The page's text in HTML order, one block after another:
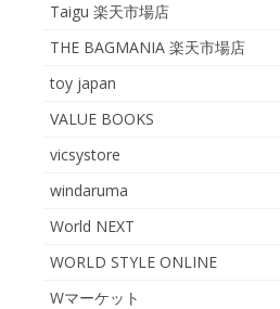
Taigu 楽天市場店
THE BAGMANIA 楽天市場店
toy japan
VALUE BOOKS
vicsystore
windaruma
World NEXT
WORLD STYLE ONLINE
Wマーケット